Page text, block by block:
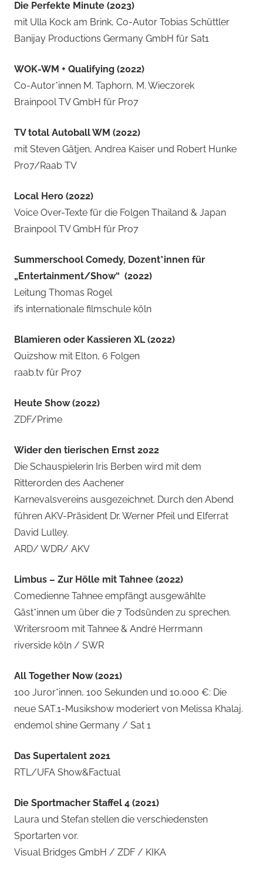
Die Perfekte Minute (2023)
mit Ulla Kock am Brink, Co-Autor Tobias Schüttler
Banijay Productions Germany GmbH für Sat1
WOK-WM + Qualifying (2022)
Co-Autor*innen M. Taphorn, M. Wieczorek
Brainpool TV GmbH für Pro7
TV total Autoball WM (2022)
mit Steven Gätjen, Andrea Kaiser und Robert Hunke
Pro7/Raab TV
Local Hero (2022)
Voice Over-Texte für die Folgen Thailand & Japan
Brainpool TV GmbH für Pro7
Summerschool Comedy, Dozent*innen für
„Entertainment/Show“ (2022)
Leitung Thomas Rogel
ifs internationale filmschule köln
Blamieren oder Kassieren XL (2022)
Quizshow mit Elton, 6 Folgen
raab.tv für Pro7
Heute Show (2022)
ZDF/Prime
Wider den tierischen Ernst 2022
Die Schauspielerin Iris Berben wird mit dem
Ritterorden des Aachener
Karnevalsvereins ausgezeichnet. Durch den Abend
führen AKV-Präsident Dr. Werner Pfeil und Elferrat
David Lulley.
ARD/ WDR/ AKV
Limbus – Zur Hölle mit Tahnee (2022)
Comedienne Tahnee empfängt ausgewählte
Gäst*innen um über die 7 Todsünden zu sprechen.
Writersroom mit Tahnee & André Herrmann
riverside köln / SWR
All Together Now (2021)
100 Juror*innen, 100 Sekunden und 10.000 €: Die
neue SAT.1-Musikshow moderiert von Melissa Khalaj.
endemol shine Germany / Sat 1
Das Supertalent 2021
RTL/UFA Show&Factual
Die Sportmacher Staffel 4 (2021)
Laura und Stefan stellen die verschiedensten
Sportarten vor.
Visual Bridges GmbH / ZDF / KIKA